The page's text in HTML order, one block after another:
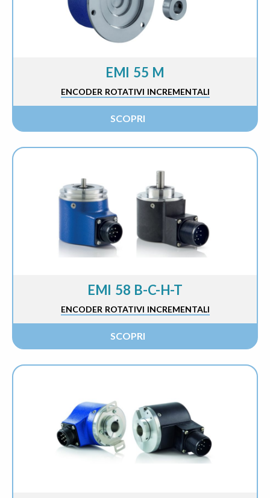
EMI 55 M
ENCODER ROTATIVI INCREMENTALI
SCOPRI
EMI 58 B-C-H-T
ENCODER ROTATIVI INCREMENTALI
SCOPRI